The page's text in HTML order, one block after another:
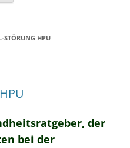
STÖRUNG HPU
der
bei der